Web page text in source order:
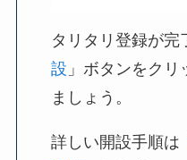
タリタリ登録が完
設 」ボタンをク
ましょう。
詳しい開設手順は